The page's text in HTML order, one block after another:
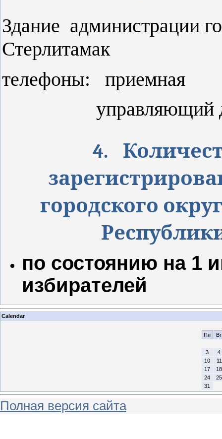
Здание администрации
Стерлитамак
телефоны: приемная
4.
городского
по состоянию на 1
избирателей
Calendar
Пн
Вт
3
4
10
11
17
18
24
25
31
Полная версия сайта